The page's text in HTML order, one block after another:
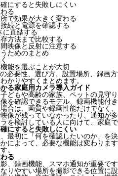
にすると失敗しにくい
る
で効果が大きく変わる
続と電源を確認する
に直結する
方法まで比較する
映像と反射に注意する
ためのまとめ
能を選ぶことが大切
必要性、選び方、設置場所、録画
かりやすくまとめます。
る家庭用カメラ導入ガイド
どもや高齢の家族、ペットの見守
を確認できるモデル、録画機能付
合は、画質や録画性能だけでなく
像が残っていなかったり、通知が
を検討している人に向けて、家庭
にすると失敗しにくい
最初に「何を確認したいのか」を
によって、必要な機能は変わりま
。
る
、録画機能、スマホ通知が重要で
りやすい場所を撮影できる位置に